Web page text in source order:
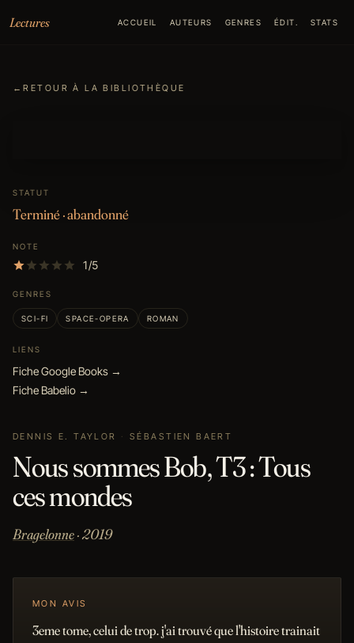
Lectures
ACCUEIL AUTEURS GENRES ÉDIT. STATS
←RETOUR À LA BIBLIOTHÈQUE
STATUT
Terminé · abandonné
NOTE
1/5
GENRES
SCI-FI SPACE-OPERA ROMAN
LIENS
Fiche Google Books →
Fiche Babelio →
DENNIS E. TAYLOR · SÉBASTIEN BAERT
Nous sommes Bob, T3 : Tous
ces mondes
Bragelonne· 2019
MON AVIS
3eme tome, celui de trop. j'ai trouvé que l'histoire trainait